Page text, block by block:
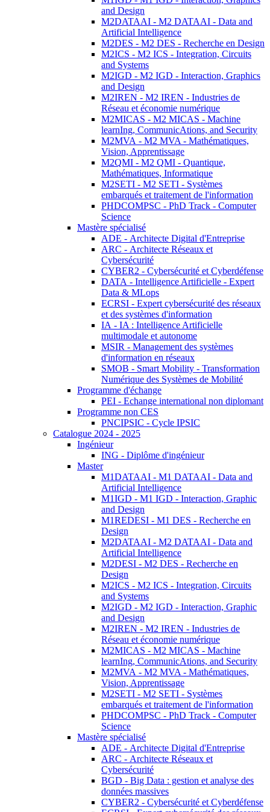
and Design
M2DATAAI - M2 DATAAI - Data and
Artificial Intelligence
M2DES - M2 DES - Recherche en Design
M2ICS - M2 ICS - Integration, Circuits
and Systems
M2IGD - M2 IGD - Interaction, Graphics
and Design
M2IREN - M2 IREN - Industries de
Réseau et économie numérique
M2MICAS - M2 MICAS - Machine
learnIng, CommunicAtions, and Security
M2MVA - M2 MVA - Mathématiques,
Vision, Apprentissage
M2QMI - M2 QMI - Quantique,
Mathématiques, Informatique
M2SETI - M2 SETI - Systèmes
embarqués et traitement de l'information
PHDCOMPSC - PhD Track - Computer
Science
Mastère spécialisé
ADE - Architecte Digital d'Entreprise
ARC - Architecte Réseaux et
Cybersécurité
CYBER2 - Cybersécurité et Cyberdéfense
DATA - Intelligence Artificielle - Expert
Data & MLops
ECRSI - Expert cybersécurité des réseaux
et des systèmes d'information
IA - IA : Intelligence Artificielle
multimodale et autonome
MSIR - Management des systèmes
d'information en réseaux
SMOB - Smart Mobility - Transformation
Numérique des Systèmes de Mobilité
Programme d'échange
PEI - Echange international non diplomant
Programme non CES
PNCIPSIC - Cycle IPSIC
Catalogue 2024 - 2025
Ingénieur
ING - Diplôme d'ingénieur
Master
M1DATAAI - M1 DATAAI - Data and
Artificial Intelligence
M1IGD - M1 IGD - Interaction, Graphic
and Design
M1REDESI - M1 DES - Recherche en
Design
M2DATAAI - M2 DATAAI - Data and
Artificial Intelligence
M2DESI - M2 DES - Recherche en
Design
M2ICS - M2 ICS - Integration, Circuits
and Systems
M2IGD - M2 IGD - Interaction, Graphic
and Design
M2IREN - M2 IREN - Industries de
Réseau et économie numérique
M2MICAS - M2 MICAS - Machine
learnIng, CommunicAtions, and Security
M2MVA - M2 MVA - Mathématiques,
Vision, Apprentissage
M2SETI - M2 SETI - Systèmes
embarqués et traitement de l'information
PHDCOMPSC - PhD Track - Computer
Science
Mastère spécialisé
ADE - Architecte Digital d'Entreprise
ARC - Architecte Réseaux et
Cybersécurité
BGD - Big Data : gestion et analyse des
données massives
CYBER2 - Cybersécurité et Cyberdéfense